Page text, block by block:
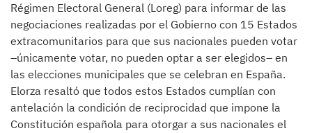
Régimen Electoral General (Loreg) para informar de las
negociaciones realizadas por el Gobierno con 15 Estados
extracomunitarios para que sus nacionales pueden votar
–únicamente votar, no pueden optar a ser elegidos– en
las elecciones municipales que se celebran en España.
Elorza resaltó que todos estos Estados cumplían con
antelación la condición de reciprocidad que impone la
Constitución española para otorgar a sus nacionales el